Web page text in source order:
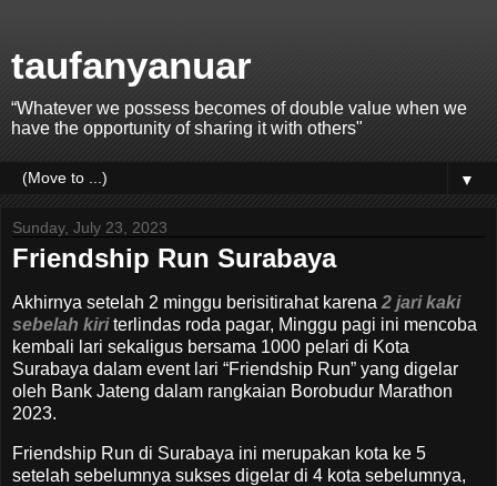
taufanyanuar
“Whatever we possess becomes of double value when we
have the opportunity of sharing it with others"
▼
Sunday, July 23, 2023
Friendship Run Surabaya
Akhirnya setelah 2 minggu berisitirahat karena 2 jari kaki
sebelah kiriterlindas roda pagar, Minggu pagi ini mencoba
kembali lari sekaligus bersama 1000 pelari di Kota
Surabaya dalam event lari “Friendship Run” yang digelar
oleh Bank Jateng dalam rangkaian Borobudur Marathon
2023.
Friendship Run di Surabaya ini merupakan kota ke 5
setelah sebelumnya sukses digelar di 4 kota sebelumnya,